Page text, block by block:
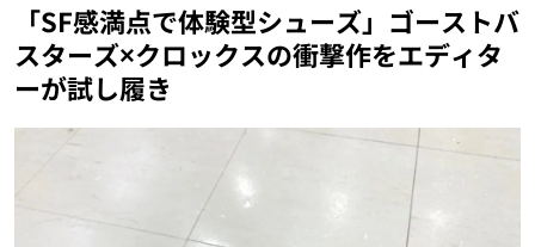
「SF感満点で体験型シューズ」ゴーストバ
スターズ×クロックスの衝撃作をエディタ
ーが試し履き